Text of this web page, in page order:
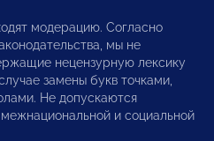
модерацию. Согласно
мы не
нецензурную лексику
замены букв точками,
Не допускаются
и социальной